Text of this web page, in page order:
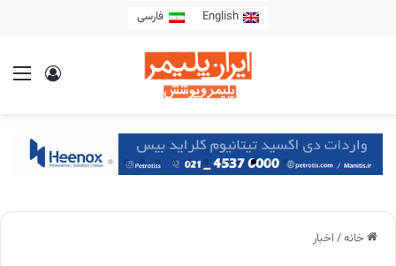
English فارسی
خانه/ اخبار